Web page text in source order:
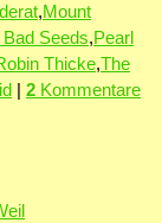
,Mount
Seeds,Pearl
Thicke,The
2 Kommentare